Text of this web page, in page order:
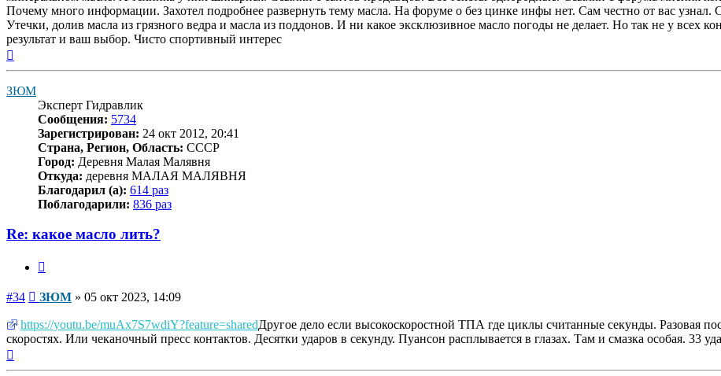
Почему много информации. Захотел подробнее развернуть тему масла. На форуме о без цинке инфы нет. Сам честно от вас
Утечки, долив масла из грязного ведра и масла из поддонов. И ни какое эксклюзивное масло погоды не делает. Но так не у всех
результат и ваш выбор. Чисто спортивный интерес
ЗЮМ
Эксперт Гидравлик
Сообщения: 5734
Зарегистрирован: 24 окт 2012, 20:41
Страна, Регион, Область: СССР
Город: Деревня Малая Малявня
Откуда: деревня МАЛАЯ МАЛЯВНЯ
Благодарил (а): 614 раз
Поблагодарили: 836 раз
Re: какое масло лить?
#34 Сообщение
ЗЮМ » 05 окт 2023, 14:09
https://youtu.be/muAx7S7wdiY?feature=sharedДругое дело если высокоскоростной ТПА где циклы считанные секунды. Разовая
скоростях. Или чеканочный пресс контактов. Десятки ударов в секунду. Пуансон расплывается в глазах. Там и смазка особая. 33